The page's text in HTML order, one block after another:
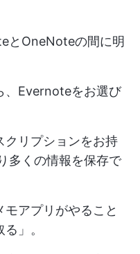
とOneNoteの間に明
、Evernoteをお選び
リプションをお持
多くの情報を保存で
アプリがやること
」。